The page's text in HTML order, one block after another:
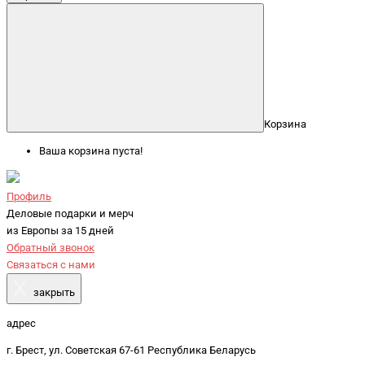
Корзина
Ваша корзина пуста!
Профиль
Деловые подарки и мерч
из Европы за 15 дней
Обратный звонок
Связаться с нами
закрыть
адрес
г. Брест, ул. Советская 67-61 Республика Беларусь